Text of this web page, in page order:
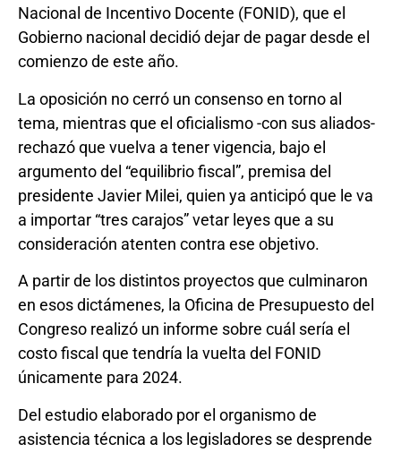
Nacional de Incentivo Docente (FONID), que el
Gobierno nacional decidió dejar de pagar desde el
comienzo de este año.
La oposición no cerró un consenso en torno al
tema, mientras que el oficialismo -con sus aliados-
rechazó que vuelva a tener vigencia, bajo el
argumento del “equilibrio fiscal”, premisa del
presidente Javier Milei, quien ya anticipó que le va
a importar “tres carajos” vetar leyes que a su
consideración atenten contra ese objetivo.
A partir de los distintos proyectos que culminaron
en esos dictámenes, la Oficina de Presupuesto del
Congreso realizó un informe sobre cuál sería el
costo fiscal que tendría la vuelta del FONID
únicamente para 2024.
Del estudio elaborado por el organismo de
asistencia técnica a los legisladores se desprende